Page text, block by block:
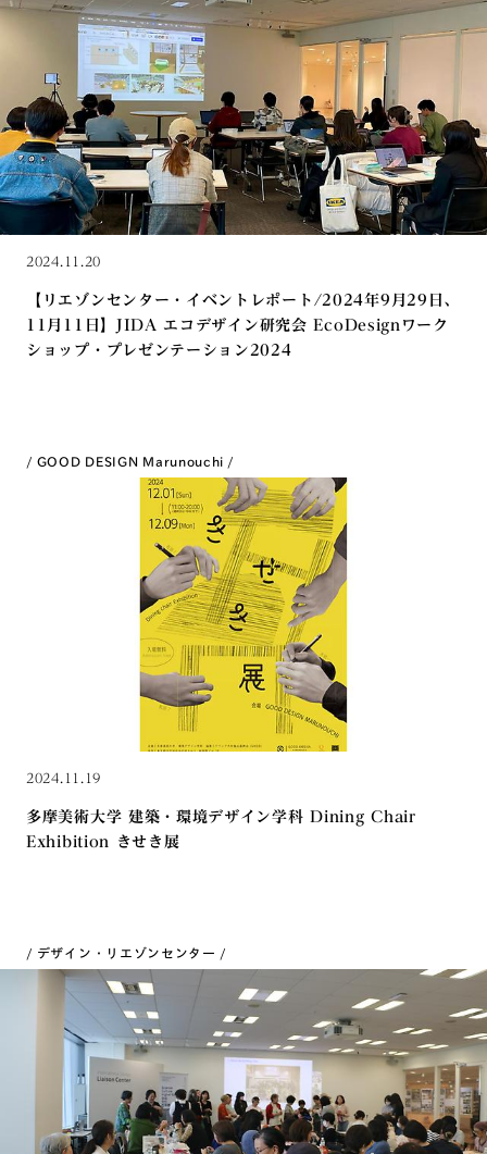
2024.11.20
【リエゾンセンター・イベントレポート/2024年9月29日、
11月11日】JIDA エコデザイン研究会 EcoDesignワーク
ショップ・プレゼンテーション2024
GOOD DESIGN Marunouchi
2024.11.19
多摩美術大学 建築・環境デザイン学科 Dining Chair
Exhibition きせき展
デザイン・リエゾンセンター